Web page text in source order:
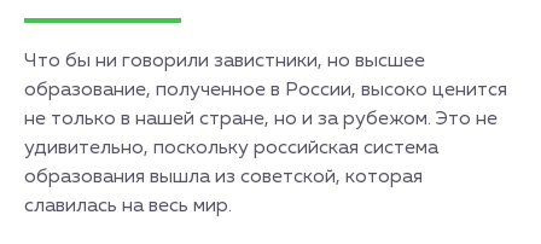
Что бы ни говорили завистники, но высшее
образование, полученное в России, высоко ценится
не только в нашей стране, но и за рубежом. Это не
удивительно, поскольку российская система
образования вышла из советской, которая
славилась на весь мир.